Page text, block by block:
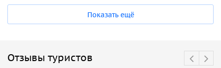
Показать ещё
Отзывы туристов